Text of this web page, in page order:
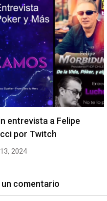
a Roberto
Flández
11, 2023
comentario